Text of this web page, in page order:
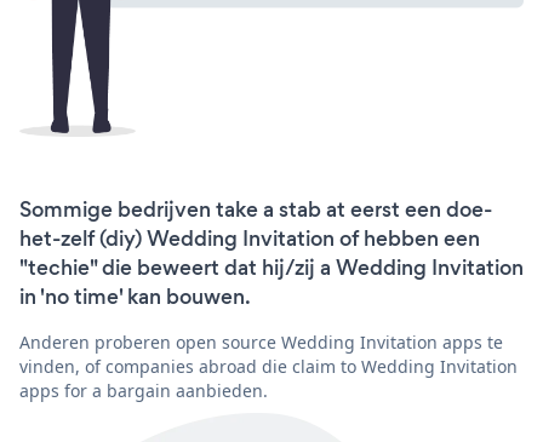
Sommige bedrijven take a stab at eerst een doe-
het-zelf (diy) Wedding Invitation of hebben een
"techie" die beweert dat hij/zij a Wedding Invitation
in 'no time' kan bouwen.
Anderen proberen open source Wedding Invitation apps te
vinden, of companies abroad die claim to Wedding Invitation
apps for a bargain aanbieden.